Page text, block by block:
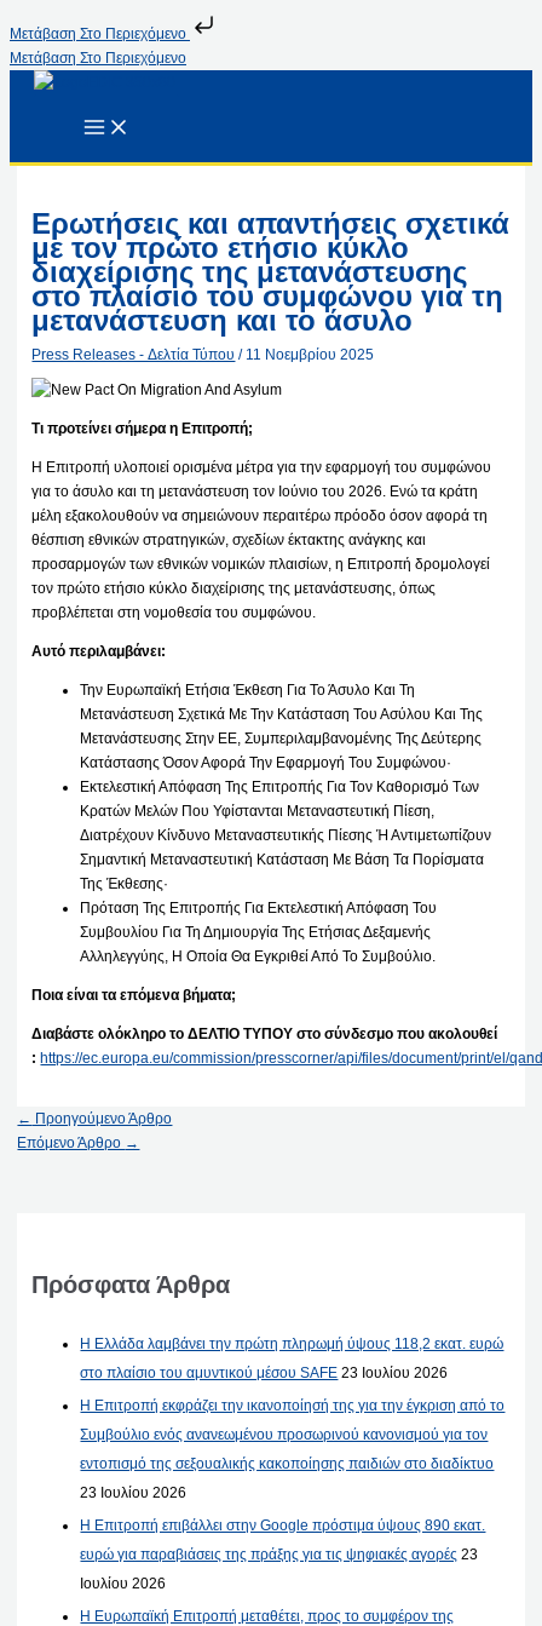
Μετάβαση Στο Περιεχόμενο
Μετάβαση Στο Περιεχόμενο
Ερωτήσεις και απαντήσεις σχετικά
με τον πρώτο ετήσιο κύκλο
διαχείρισης της μετανάστευσης
στο πλαίσιο του συμφώνου για τη
μετανάστευση και το άσυλο
Press Releases - Δελτία Τύπου / 11 Νοεμβρίου 2025
Τι προτείνει σήμερα η Επιτροπή;
Η Επιτροπή υλοποιεί ορισμένα μέτρα για την εφαρμογή του συμφώνου
για το άσυλο και τη μετανάστευση τον Ιούνιο του 2026. Ενώ τα κράτη
μέλη εξακολουθούν να σημειώνουν περαιτέρω πρόοδο όσον αφορά τη
θέσπιση εθνικών στρατηγικών, σχεδίων έκτακτης ανάγκης και
προσαρμογών των εθνικών νομικών πλαισίων, η Επιτροπή δρομολογεί
τον πρώτο ετήσιο κύκλο διαχείρισης της μετανάστευσης, όπως
προβλέπεται στη νομοθεσία του συμφώνου.
Αυτό περιλαμβάνει:
Την Ευρωπαϊκή Ετήσια Έκθεση Για Το Άσυλο Και Τη
Μετανάστευση Σχετικά Με Την Κατάσταση Του Ασύλου Και Της
Μετανάστευσης Στην ΕΕ, Συμπεριλαμβανομένης Της Δεύτερης
Κατάστασης Όσον Αφορά Την Εφαρμογή Του Συμφώνου·
Εκτελεστική Απόφαση Της Επιτροπής Για Τον Καθορισμό Των
Κρατών Μελών Που Υφίστανται Μεταναστευτική Πίεση,
Διατρέχουν Κίνδυνο Μεταναστευτικής Πίεσης Ή Αντιμετωπίζουν
Σημαντική Μεταναστευτική Κατάσταση Με Βάση Τα Πορίσματα
Της Έκθεσης·
Πρόταση Της Επιτροπής Για Εκτελεστική Απόφαση Του
Συμβουλίου Για Τη Δημιουργία Της Ετήσιας Δεξαμενής
Αλληλεγγύης, Η Οποία Θα Εγκριθεί Από Το Συμβούλιο.
Ποια είναι τα επόμενα βήματα;
Διαβάστε ολόκληρο το ΔΕΛΤΙΟ ΤΥΠΟΥ στο σύνδεσμο που ακολουθεί
: https://ec.europa.eu/commission/presscorner/api/files/document/print/el/
← Προηγούμενο Άρθρο
Επόμενο Άρθρο →
Πρόσφατα Άρθρα
Η Ελλάδα λαμβάνει την πρώτη πληρωμή ύψους 118,2 εκατ. ευρώ
στο πλαίσιο του αμυντικού μέσου SAFE 23 Ιουλίου 2026
Η Επιτροπή εκφράζει την ικανοποίησή της για την έγκριση από το
Συμβούλιο ενός ανανεωμένου προσωρινού κανονισμού για τον
εντοπισμό της σεξουαλικής κακοποίησης παιδιών στο διαδίκτυο
23 Ιουλίου 2026
Η Επιτροπή επιβάλλει στην Google πρόστιμα ύψους 890 εκατ.
ευρώ για παραβιάσεις της πράξης για τις ψηφιακές αγορές 23
Ιουλίου 2026
Η Ευρωπαϊκή Επιτροπή μεταθέτει, προς το συμφέρον της